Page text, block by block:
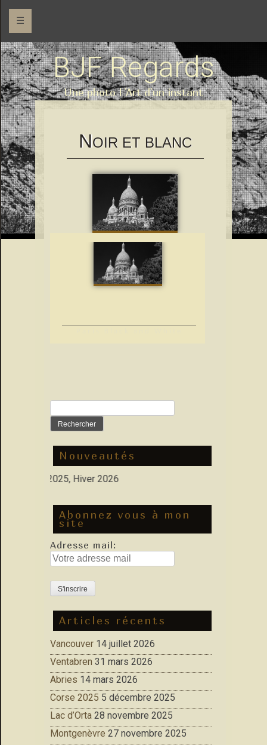
☰
BJF Regards
Une photo l 'Art d'un instant
NOIR ET BLANC
Nouveautés
2025, Hiver 2026
Abonnez vous à mon
site
Adresse mail:
Articles récents
Vancouver 14 juillet 2026
Ventabren 31 mars 2026
Abries 14 mars 2026
Corse 2025 5 décembre 2025
Lac d’Orta 28 novembre 2025
Montgenèvre 27 novembre 2025